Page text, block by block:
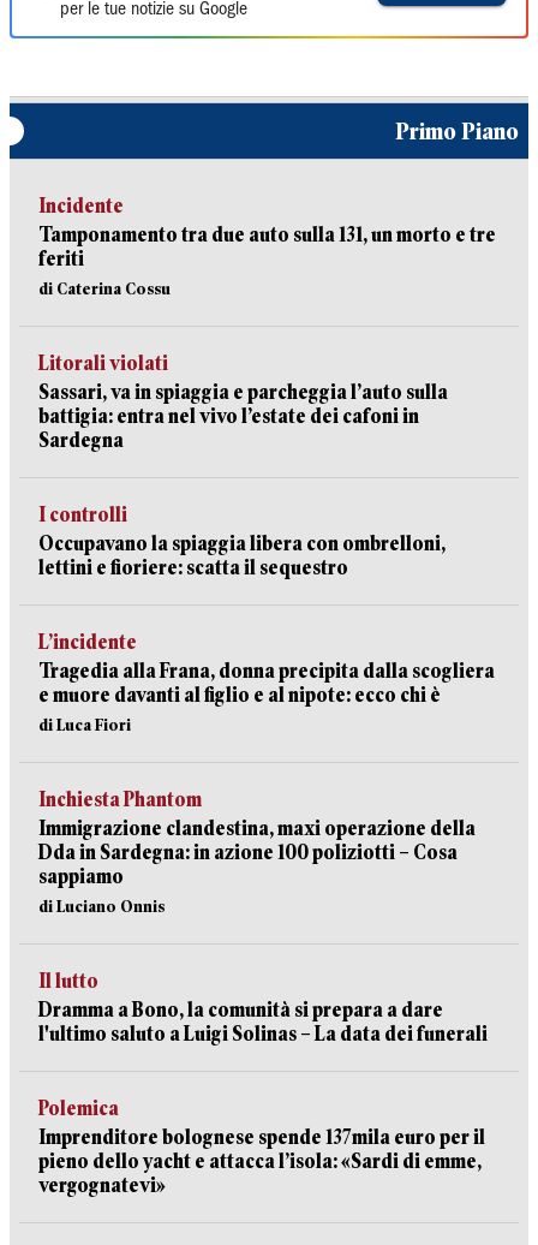
per le tue notizie su Google
Primo Piano
Incidente
Tamponamento tra due auto sulla 131, un morto e tre
feriti
di Caterina Cossu
Litorali violati
Sassari, va in spiaggia e parcheggia l’auto sulla
battigia: entra nel vivo l’estate dei cafoni in
Sardegna
I controlli
Occupavano la spiaggia libera con ombrelloni,
lettini e fioriere: scatta il sequestro
L’incidente
Tragedia alla Frana, donna precipita dalla scogliera
e muore davanti al figlio e al nipote: ecco chi è
di Luca Fiori
Inchiesta Phantom
Immigrazione clandestina, maxi operazione della
Dda in Sardegna: in azione 100 poliziotti – Cosa
sappiamo
di Luciano Onnis
Il lutto
Dramma a Bono, la comunità si prepara a dare
l'ultimo saluto a Luigi Solinas – La data dei funerali
Polemica
Imprenditore bolognese spende 137mila euro per il
pieno dello yacht e attacca l’isola: «Sardi di emme,
vergognatevi»